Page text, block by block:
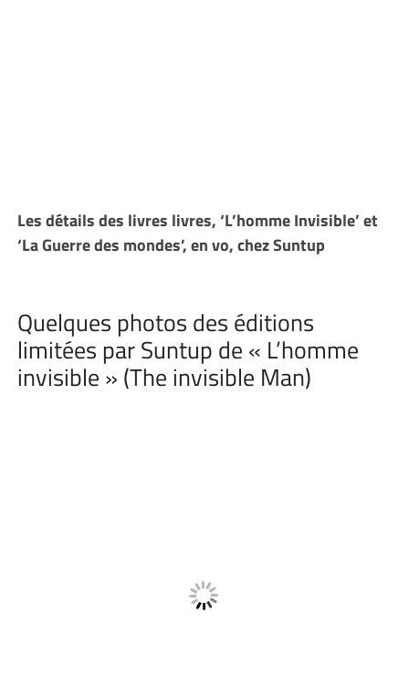
Les détails des livres livres, ‘L’homme Invisible’ et
‘La Guerre des mondes’, en vo, chez Suntup
Quelques photos des éditions
limitées par Suntup de « L’homme
invisible » (The invisible Man)